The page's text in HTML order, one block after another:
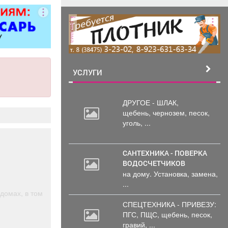
в том
реклама
УСЛУГИ
ДРУГОЕ - ШЛАК,
щебень, чернозем, песок,
уголь, ...
САНТЕХНИКА - ПОВЕРКА
ВОДОСЧЕТЧИКОВ
на дому. Установка, замена,
...
СПЕЦТЕХНИКА - ПРИВЕЗУ:
ПГС, ПЩС, щебень, песок,
гравий, ...